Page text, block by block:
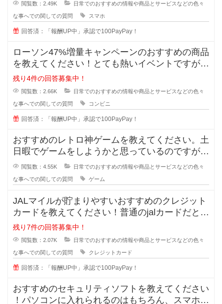
閲覧数：2.49K 日常でのおすすめの情報や商品とサービスなどの色々
な事へでの関しての質問 スマホ
回答済：「報酬UP中」承認で100PayPay！
ローソン47%増量キャンペーンのおすすめの商品
を教えてください！とても熱いイベントですが、
価格は据え置きなので買ったけど
残り4件の回答募集中！
閲覧数：2.66K 日常でのおすすめの情報や商品とサービスなどの色々
な事へでの関しての質問 コンビニ
回答済：「報酬UP中」承認で100PayPay！
おすすめのレトロ神ゲームを教えてください。土
日暇でゲームをしようかと思っているのですが、
最近のゲームに魅力を感じません。
閲覧数：4.55K 日常でのおすすめの情報や商品とサービスなどの色々
な事へでの関しての質問 ゲーム
JALマイルが貯まりやすいおすすめのクレジット
カードを教えてください！普通のjalカードだと還
元率が0.5%でとても低く
残り7件の回答募集中！
閲覧数：2.07K 日常でのおすすめの情報や商品とサービスなどの色々
な事へでの関しての質問 クレジットカード
回答済：「報酬UP中」承認で100PayPay！
おすすめのセキュリティソフトを教えてください
！パソコンに入れられるのはもちろん、スマホに